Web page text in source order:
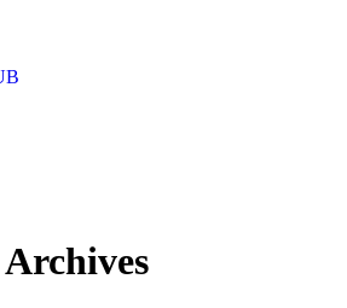
Archives